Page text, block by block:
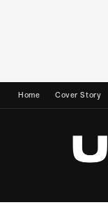
Home Cover Story